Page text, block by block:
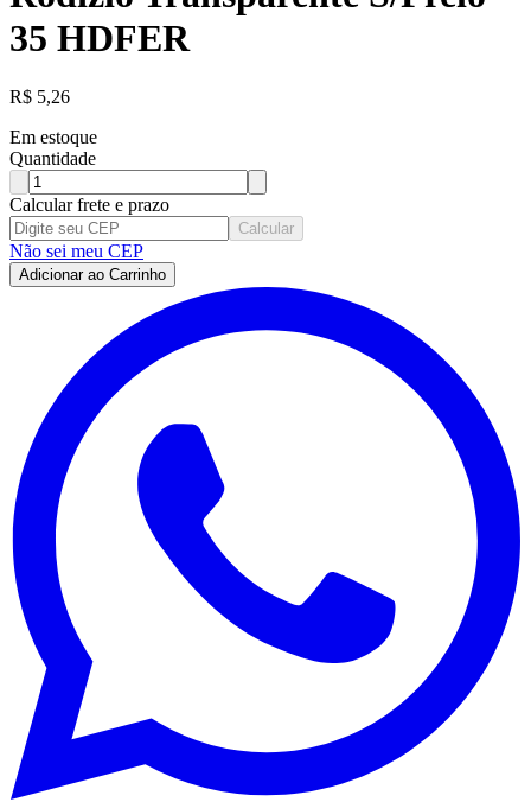
35 HDFER
R$ 5,26
Em estoque
Quantidade
Calcular frete e prazo
Calcular
Não sei meu CEP
Adicionar ao Carrinho